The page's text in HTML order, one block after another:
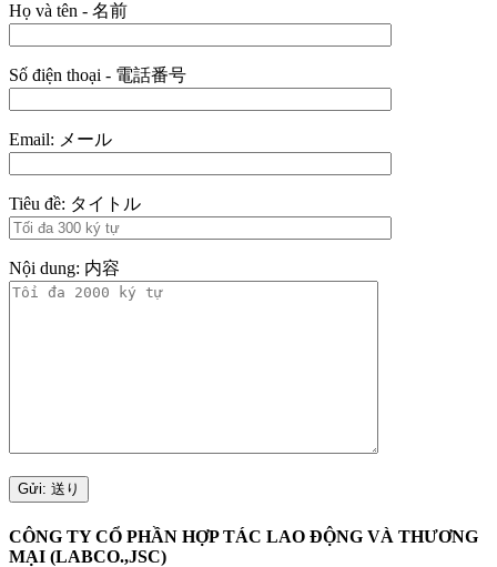
Họ và tên - 名前
Số điện thoại - 電話番号
Email: メール
Tiêu đề: タイトル
Nội dung: 内容
CÔNG TY CỔ PHẦN HỢP TÁC LAO ĐỘNG VÀ THƯƠNG
MẠI (LABCO.,JSC)